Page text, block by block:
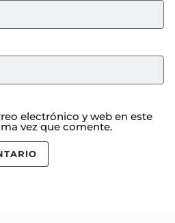
electrónico y web en este
vez que comente.